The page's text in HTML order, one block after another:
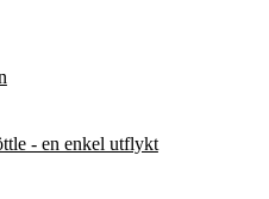
- en enkel utflykt